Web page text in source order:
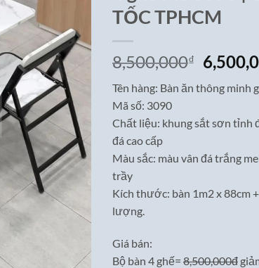
TỐC TPHCM
8,500,000₫
Giá
gốc
là:
Tên hàng: Bàn ăn thông minh
Mã số: 3090
Chất liệu: khung sắt sơn tỉnh
đá cao cấp
Màu sắc: màu vân đá trắng
trầy
Kích thước: bàn 1m2 x 88cm
lượng.
Giá bán:
Bộ bàn 4 ghế= 8,500,000đ